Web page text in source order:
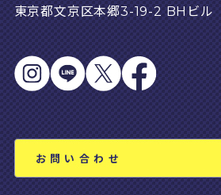
東京都文京区本郷3-19-2 BHビル
お問い合わせ